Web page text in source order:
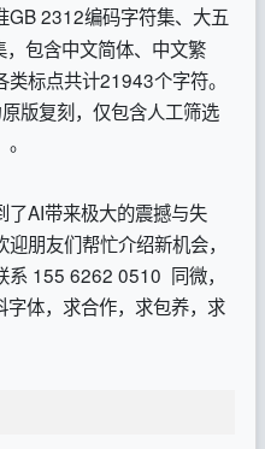
GB 2312编码字符集、大五
包含中文简体、中文繁
标点共计21943个字符。
版复刻，仅包含人工筛选
了AI带来极大的震撼与失
朋友们帮忙介绍新机会，
系 155 6262 0510 同微，
体，求合作，求包养，求